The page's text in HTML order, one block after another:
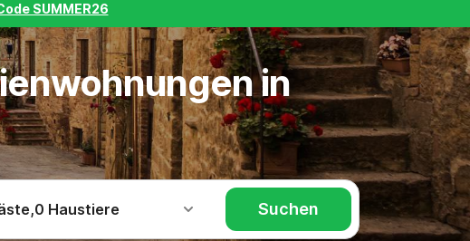
SUMMER26
in
,0 Haustiere Suchen